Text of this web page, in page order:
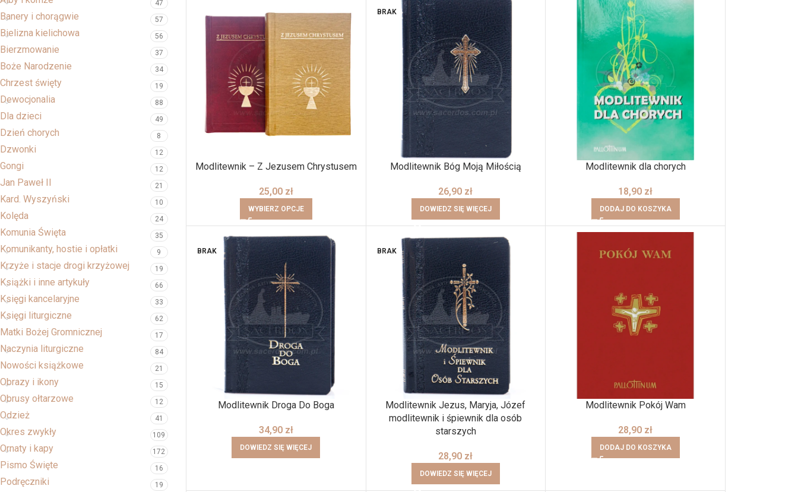
47
Banery i chorągwie 57
Bielizna kielichowa 56
Bierzmowanie 37
Boże Narodzenie 34
Chrzest święty 19
Dewocjonalia 88
Dla dzieci 49
Dzień chorych 8
Dzwonki 12
Gongi 12
Jan Paweł II 21
Kard. Wyszyński 10
Kolęda 24
Komunia Święta 35
Komunikanty, hostie i opłatki 9
Krzyże i stacje drogi krzyżowej 19
Książki i inne artykuły 66
Księgi kancelaryjne 33
Księgi liturgiczne 62
Matki Bożej Gromnicznej 17
Naczynia liturgiczne 84
Nowości książkowe 21
Obrazy i ikony 15
Obrusy ołtarzowe 12
Odzież 41
Okres zwykły 109
Ornaty i kapy 172
Pismo Święte 16
Podręczniki 19
Modlitewnik – Z Jezusem Chrystusem
25,00 zł
WYBIERZ OPCJE
BRAK
Modlitewnik Bóg Moją Miłością
26,90 zł
DOWIEDZ SIĘ WIĘCEJ
Modlitewnik dla chorych
18,90 zł
DODAJ DO KOSZYKA
BRAK
Modlitewnik Droga Do Boga
34,90 zł
DOWIEDZ SIĘ WIĘCEJ
BRAK
Modlitewnik Jezus, Maryja, Józef
modlitewnik i śpiewnik dla osób
starszych
28,90 zł
DOWIEDZ SIĘ WIĘCEJ
Modlitewnik Pokój Wam
28,90 zł
DODAJ DO KOSZYKA